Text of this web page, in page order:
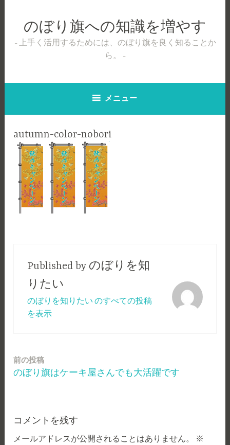
ス
のぼり旗への知識を増やす
上手く活用するためには、のぼり旗を良く知ることか
ら。
メニュー
autumn-color-nobori
Published by のぼりを知
りたい
のぼりを知りたい のすべての投稿
を表示
投
稿
ビ
ゲ
前の投稿
のぼり旗はケーキ屋さんでも大活躍です
コメントを残す
メールアドレスが公開されることはありません。
※